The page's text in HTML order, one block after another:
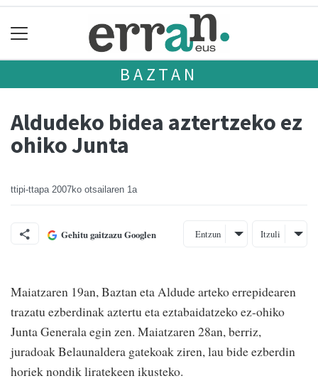
BAZTAN
Aldudeko bidea aztertzeko ez
ohiko Junta
ttipi-ttapa 2007ko otsailaren 1a
Gehitu gaitzazu Googlen Entzun Itzuli
Maiatzaren 19an, Baztan eta Aldude arteko errepidearen
trazatu ezberdinak aztertu eta eztabaidatzeko ez-ohiko
Junta Generala egin zen. Maiatzaren 28an, berriz,
juradoak Belaunaldera gatekoak ziren, lau bide ezberdin
horiek nondik liratekeen ikusteko.